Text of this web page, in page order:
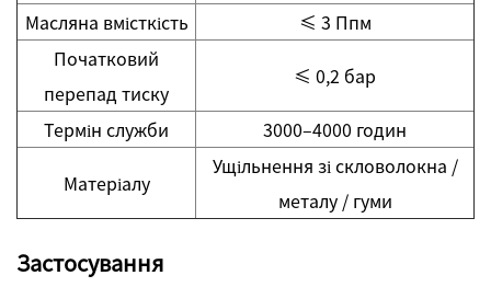
Масляна вмісткість
≤ 3 Ппм
Початковий
перепад тиску
≤ 0,2 бар
Термін служби 3000–4000 годин
Матеріалу
Ущільнення зі скловолокна /
металу / гуми
Застосування